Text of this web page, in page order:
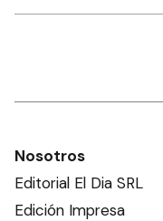
Nosotros
Editorial El Dia SRL
Edición Impresa